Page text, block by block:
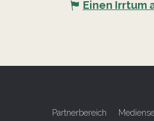
Einen Irrtum
Partnerbereich